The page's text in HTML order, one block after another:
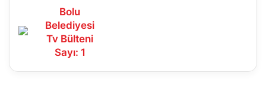
Bolu
Belediyesi
Tv Bülteni
Sayı: 1